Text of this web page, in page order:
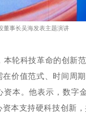
长吴海发表主题演讲
本轮科技革命的创新
在价值范式、时间周
资本。他表示，数字
本支持硬科技创新